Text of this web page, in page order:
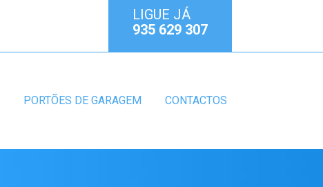
LIGUE JÁ
935 629 307
PORTÕES DE GARAGEM CONTACTOS